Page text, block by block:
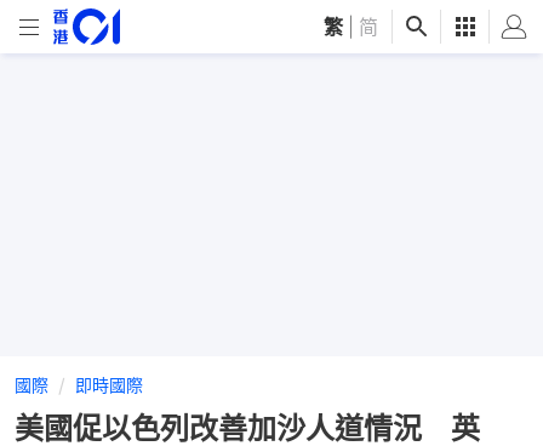
繁 简
國際 即時國際
美國促以色列改善加沙人道情況 英